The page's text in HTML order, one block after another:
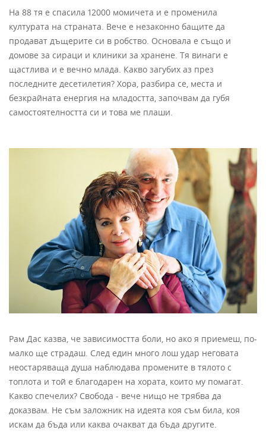
На 88 тя е спасила 12000 момичета и е променила
културата на страната. Вече е незаконно бащите да
продават дъщерите си в робство. Основала е също и
домове за сираци и клиники за хранене. Тя винаги е
щастлива и е вечно млада. Какво загубих аз през
последните десетилетия? Хора, разбира се, места и
безкрайната енергия на младостта, започвам да губя
самостоятелността си и това ме плаши.
Рам Дас казва, че зависимостта боли, но ако я приемеш, по-
малко ще страдаш. След един много лош удар неговата
неостаряваща душа наблюдава промените в тялото с
топлота и той е благодарен на хората, които му помагат.
Какво спечелих? Свобода - вече нищо не трябва да
доказвам. Не съм заложник на идеята коя съм била, коя
искам да бъда или каква очакват да бъда другите.